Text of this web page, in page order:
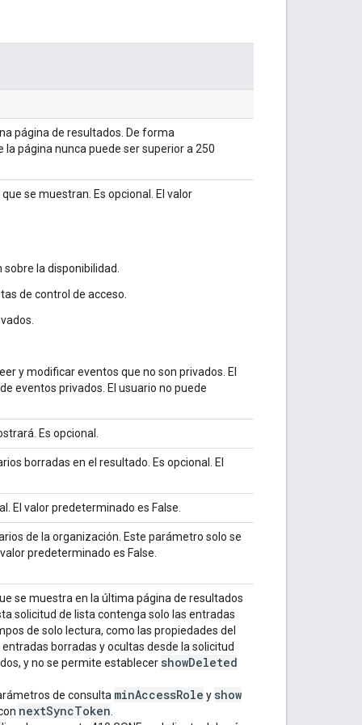
página de resultados. De forma
página nunca puede ser superior a 250
se muestran. Es opcional. El valor
la disponibilidad.
de control de acceso.
y modificar eventos que no son privados. El
eventos privados. El usuario no puede
Es opcional.
borradas en el resultado. Es opcional. El
El valor predeterminado es False.
de la organización. Este parámetro solo se
predeterminado es False.
se muestra en la última página de resultados
solicitud de lista contenga solo las entradas
de solo lectura, como las propiedades del
borradas y ocultas desde la solicitud
y no se permite establecer showDeleted
de consulta minAccessRole y show
nextSyncToken